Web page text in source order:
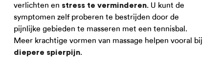
verlichten en stress te verminderen. U kunt de
symptomen zelf proberen te bestrijden door de
pijnlijke gebieden te masseren met een tennisbal.
Meer krachtige vormen van massage helpen vooral bij
diepere spierpijn.